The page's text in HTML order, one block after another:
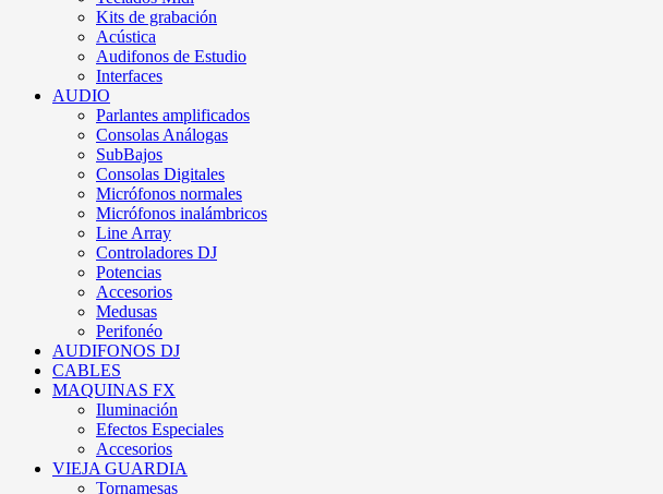
Kits de grabación
Acústica
Audifonos de Estudio
Interfaces
AUDIO
Parlantes amplificados
Consolas Análogas
SubBajos
Consolas Digitales
Micrófonos normales
Micrófonos inalámbricos
Line Array
Controladores DJ
Potencias
Accesorios
Medusas
Perifonéo
AUDIFONOS DJ
CABLES
MAQUINAS FX
Iluminación
Efectos Especiales
Accesorios
VIEJA GUARDIA
Tornamesas